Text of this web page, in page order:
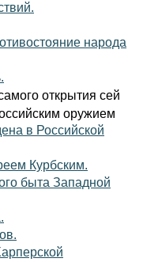
народа
открытия сей
оружием
в Российской
Курбским.
быта Западной